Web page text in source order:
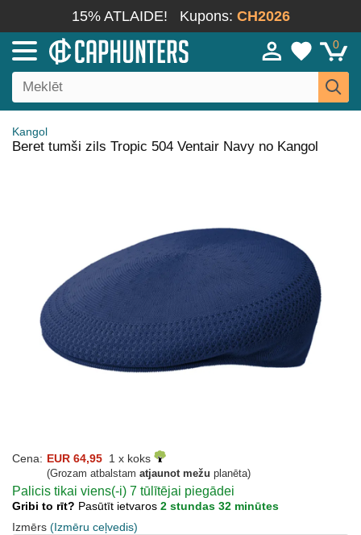
15% ATLAIDE! Kupons: CH2026
0
Kangol
Beret tumši zils Tropic 504 Ventair Navy no Kangol
Cena: EUR 64,95 1 x koks
(Grozam atbalstam atjaunot mežu planēta)
Palicis tikai viens(-i) 7 tūlītējai piegādei
Gribi to rīt? Pasūtīt ietvaros 2 stundas 32 minūtes
Izmērs (Izmēru ceļvedis)